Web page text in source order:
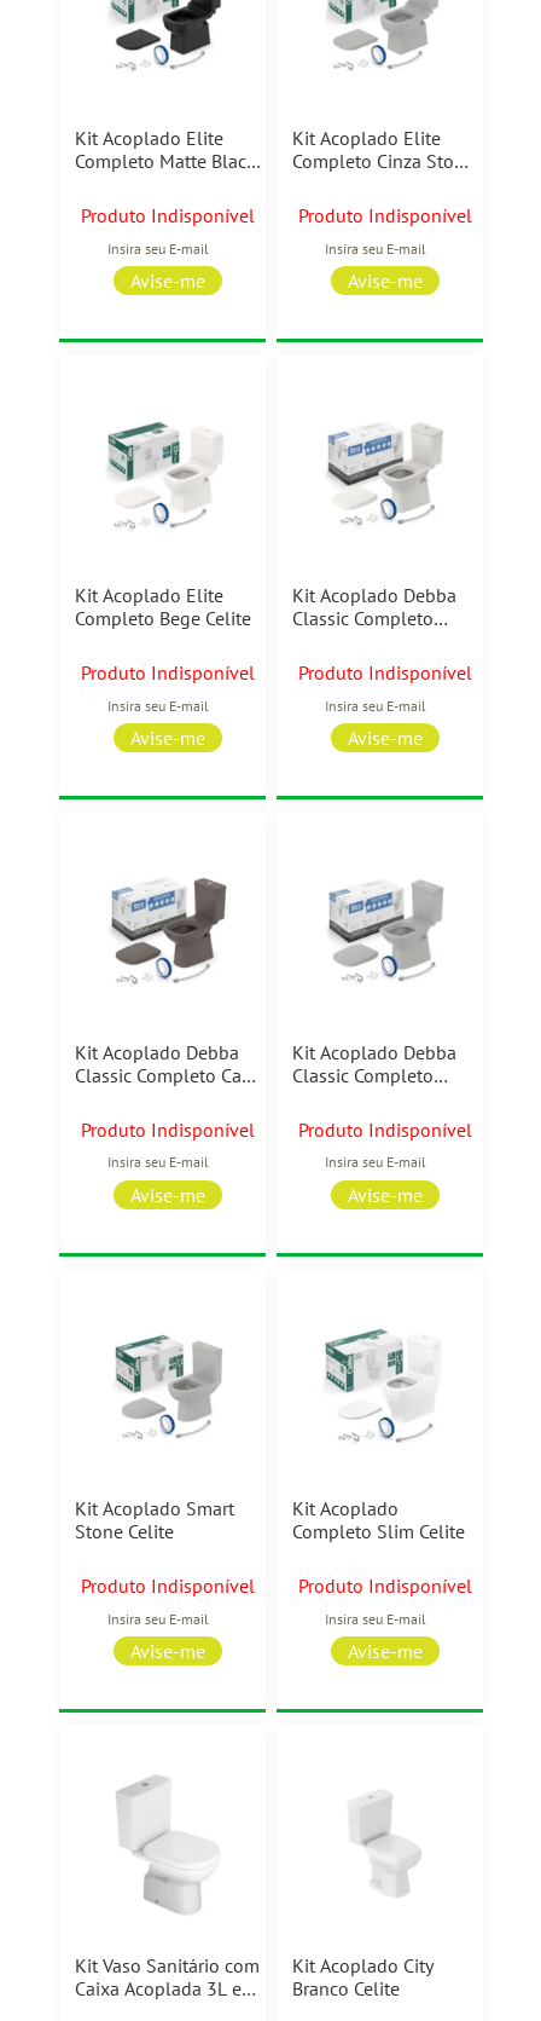
Kit Acoplado Elite
Completo Matte Black
Produto Indisponível
Kit Acoplado Elite
Completo Cinza Stone
Produto Indisponível
Kit Acoplado Elite
Completo Bege Celite
Produto Indisponível
Kit Acoplado Debba
Classic Completo
Produto Indisponível
Kit Acoplado Debba
Classic Completo Café
Produto Indisponível
Kit Acoplado Debba
Classic Completo
Produto Indisponível
Kit Acoplado Smart
Stone Celite
Produto Indisponível
Kit Acoplado
Completo Slim Celite
Produto Indisponível
Kit Vaso Sanitário com
Caixa Acoplada 3L e
Kit Acoplado City
Branco Celite